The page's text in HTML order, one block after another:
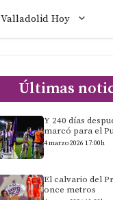
Valladolid Hoy
Últimas
Y 240 días
marcó para el
4 marzo 2026 17:00h
El calvario del
once metros